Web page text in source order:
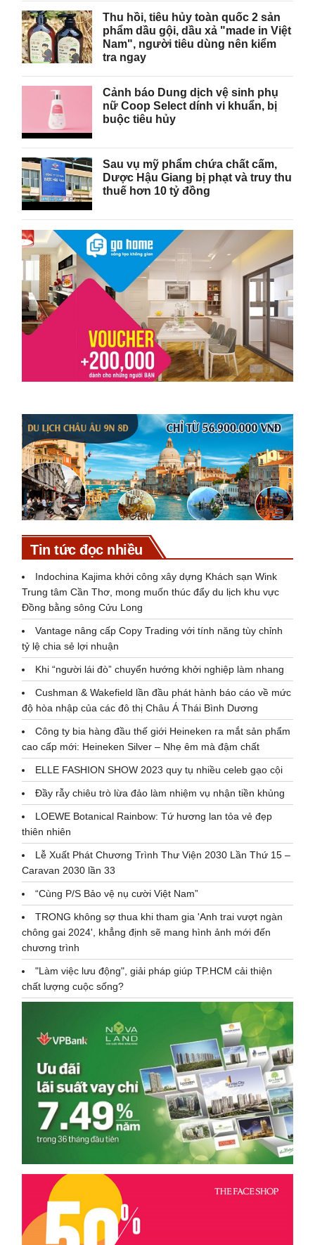
Thu hồi, tiêu hủy toàn quốc 2 sản
phẩm dầu gội, dầu xả "made in Việt
Nam", người tiêu dùng nên kiểm
tra ngay
Cảnh báo Dung dịch vệ sinh phụ
nữ Coop Select dính vi khuẩn, bị
buộc tiêu hủy
Sau vụ mỹ phẩm chứa chất cấm,
Dược Hậu Giang bị phạt và truy thu
thuế hơn 10 tỷ đồng
Tin tức đọc nhiều
Indochina Kajima khởi công xây dựng Khách sạn Wink
Trung tâm Cần Thơ, mong muốn thúc đẩy du lịch khu vực
Đồng bằng sông Cửu Long
Vantage nâng cấp Copy Trading với tính năng tùy chỉnh
tỷ lệ chia sẻ lợi nhuận
Khi “người lái đò” chuyển hướng khởi nghiệp làm nhang
Cushman & Wakefield lần đầu phát hành báo cáo về mức
độ hòa nhập của các đô thị Châu Á Thái Bình Dương
Công ty bia hàng đầu thế giới Heineken ra mắt sản phẩm
cao cấp mới: Heineken Silver – Nhẹ êm mà đậm chất
ELLE FASHION SHOW 2023 quy tụ nhiều celeb gạo cội
Đầy rẫy chiêu trò lừa đảo làm nhiệm vụ nhận tiền khủng
LOEWE Botanical Rainbow: Tứ hương lan tỏa vẻ đẹp
thiên nhiên
Lễ Xuất Phát Chương Trình Thư Viện 2030 Lần Thứ 15 –
Caravan 2030 lần 33
“Cùng P/S Bảo vệ nụ cười Việt Nam”
TRONG không sợ thua khi tham gia 'Anh trai vượt ngàn
chông gai 2024', khẳng định sẽ mang hình ảnh mới đến
chương trình
"Làm việc lưu động", giải pháp giúp TP.HCM cải thiện
chất lượng cuộc sống?